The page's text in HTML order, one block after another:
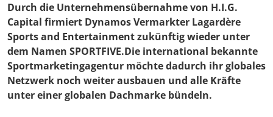
Durch die Unternehmensübernahme von H.I.G.
Capital firmiert Dynamos Vermarkter Lagardère
Sports and Entertainment zukünftig wieder unter
dem Namen SPORTFIVE.Die international bekannte
Sportmarketingagentur möchte dadurch ihr globales
Netzwerk noch weiter ausbauen und alle Kräfte
unter einer globalen Dachmarke bündeln.